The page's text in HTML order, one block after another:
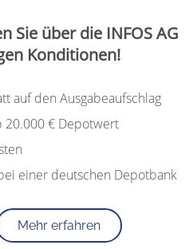
Sie über die INFOS AG
Konditionen!
auf den Ausgabeaufschlag
20.000 € Depotwert
einer deutschen Depotbank
Mehr erfahren